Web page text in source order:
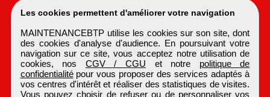
Les cookies permettent d'améliorer votre navigation
MAINTENANCEBTP utilise les cookies sur son site, dont
des cookies d'analyse d'audience. En poursuivant votre
navigation sur ce site, vous acceptez notre utilisation de
cookies, nos CGV / CGU et notre politique de
confidentialitépour vous proposer des services adaptés à
vos centres d'intérêt et réaliser des statistiques de visites.
Vous pouvez choisir de refuser ou de personnaliser vos